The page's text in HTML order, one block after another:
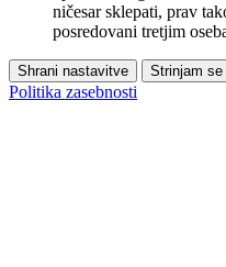
ničesar sklepati, prav
posredovani tretjim
Shrani nastavitve Strinjam se
Politika zasebnosti